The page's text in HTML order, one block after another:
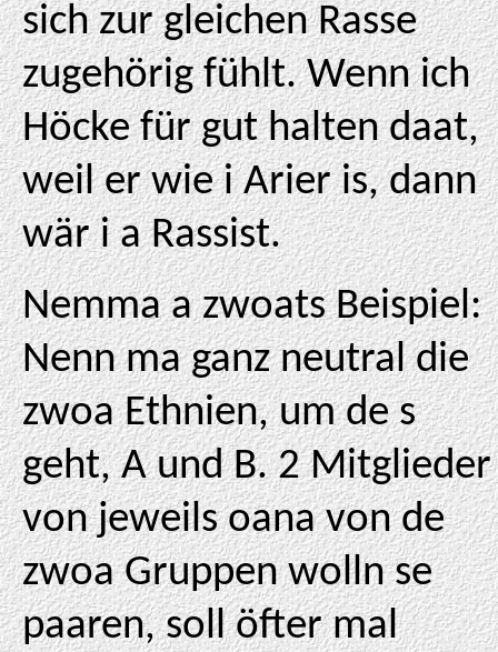
sich zur gleichen Rasse
zugehörig fühlt. Wenn ich
Höcke für gut halten daat,
weil er wie i Arier is, dann
wär i a Rassist.
Nemma a zwoats Beispiel:
Nenn ma ganz neutral die
zwoa Ethnien, um de s
geht, A und B. 2 Mitglieder
von jeweils oana von de
zwoa Gruppen wolln se
paaren, soll öfter mal